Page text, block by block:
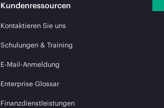
Kundenressourcen
Kontaktieren Sie uns
Schulungen & Training
E-Mail-Anmeldung
Enterprise Glossar
Finanzdienstleistungen